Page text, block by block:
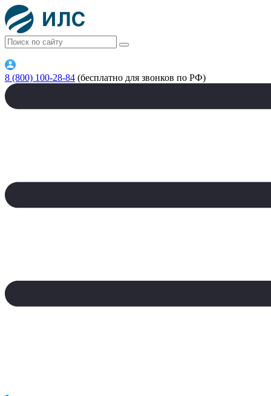
8 (800) 100-28-84 (бесплатно для звонков по РФ)